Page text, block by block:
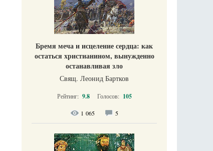
Бремя меча и исцеление сердца: как
остаться христианином, вынужденно
останавливая зло
Свящ. Леонид Бартков
Рейтинг: 9.8 Голосов: 105
1 065 5